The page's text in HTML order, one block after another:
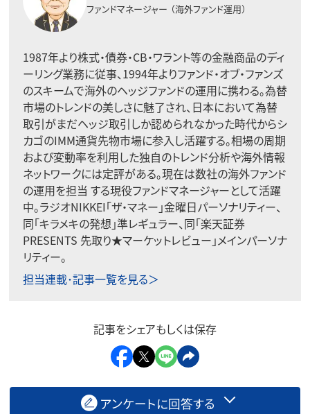
ファンドマネージャー （海外ファンド運用）
1987年より株式・債券・CB・ワラント等の金融商品のディ
ーリング業務に従事、1994年よりファンド・オブ・ファンズ
のスキームで海外のヘッジファンドの運用に携わる。為替
市場のトレンドの美しさに魅了され、日本において為替
取引がまだヘッジ取引しか認められなかった時代からシ
カゴのIMM通貨先物市場に参入し活躍する。相場の周期
および変動率を利用した独自のトレンド分析や海外情報
ネットワークには定評がある。現在は数社の海外ファンド
の運用を担当 する現役ファンドマネージャーとして活躍
中。ラジオNIKKEI「ザ・マネー」金曜日パーソナリティー、
同「キラメキの発想」準レギュラー、同「楽天証券
PRESENTS 先取り★マーケットレビュー」メインパーソナ
リティー。
担当連載･記事一覧を見る＞
記事をシェアもしくは保存
アンケートに回答する